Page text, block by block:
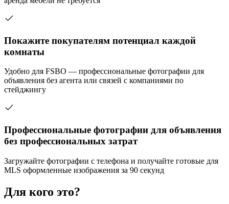
Покажите покупателям потенциал каждой
комнаты
Удобно для FSBO — профессиональные фотографии для
объявления без агента или связей с компаниями по
стейджингу
Профессиональные фотографии для объявления
без профессиональных затрат
Загружайте фотографии с телефона и получайте готовые для
MLS оформленные изображения за 90 секунд
Для кого это?